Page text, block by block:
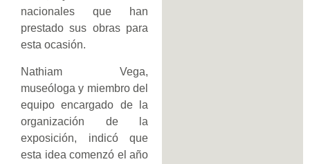
nacionales que han
prestado sus obras para
esta ocasión.
Nathiam Vega,
museóloga y miembro del
equipo encargado de la
organización de la
exposición, indicó que
esta idea comenzó el año